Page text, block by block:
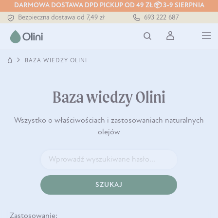
DARMOWA DOSTAWA DPD PICKUP OD 49 ZŁ 📦 3-9 SIERPNIA
Bezpieczna dostawa od 7,49 zł
Darmowa dostawa od 199 zł
Tłoczony zawsze na zimno
693 222 687
BAZA WIEDZY OLINI
Baza wiedzy Olini
Wszystko o właściwościach i zastosowaniach naturalnych
olejów
SZUKAJ
Zastosowanie: